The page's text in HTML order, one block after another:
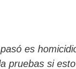
es
pruebas si